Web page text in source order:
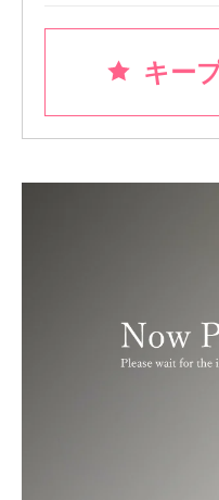
キー